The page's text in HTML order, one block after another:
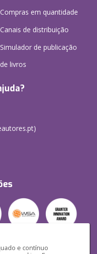
e contínuo
Compras em quantidade
Canais de distribuição
Simulador de publicação
de livros
)